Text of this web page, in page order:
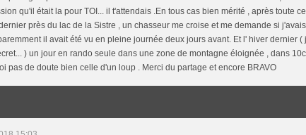
qu'il était la pour TOI... il t'attendais .En tous cas bien mérité , après toute
près du lac de la Sistre , un chasseur me croise et me demande si
il avait été vu en pleine journée deux jours avant. Et l' hiver dernier (
) un jour en rando seule dans une zone de montagne éloignée , dans
pas de doute bien celle d'un loup . Merci du partage et encore BRAVO